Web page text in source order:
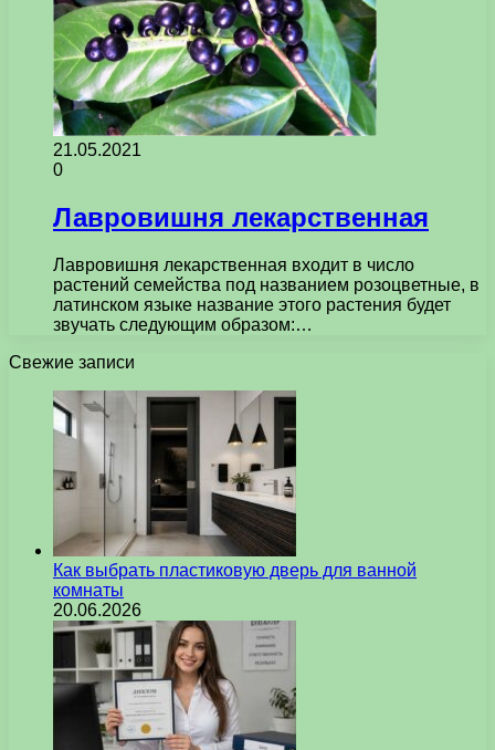
21.05.2021
0
Лавровишня лекарственная
Лавровишня лекарственная входит в число
растений семейства под названием розоцветные, в
латинском языке название этого растения будет
звучать следующим образом:…
Свежие записи
Как выбрать пластиковую дверь для ванной
комнаты
20.06.2026